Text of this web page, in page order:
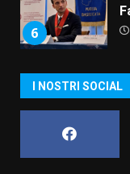
6
Il
I NOSTRI SOCIAL